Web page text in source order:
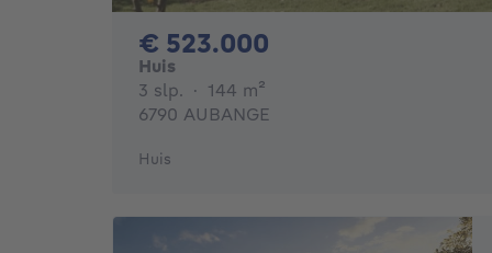
€ 523.000
Huis
3 slp. 3 slaapkamers
· 144 m²
6790 AUBANGE
Huis